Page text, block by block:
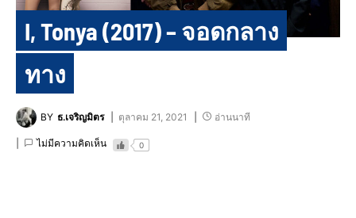
I, Tonya (2017) – จอดกลาง
ทาง
BY ธ.เจริญมิตร ตุลาคม 21, 2021 อ่านนาที
ไม่มีความคิดเห็น 0